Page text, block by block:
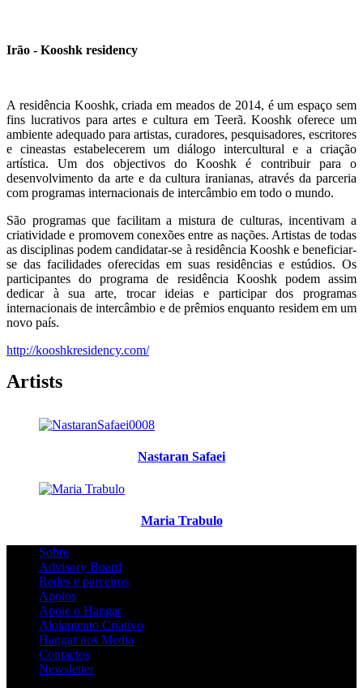
Irão - Kooshk residency
A residência Kooshk, criada em meados de 2014, é um espaço sem
fins lucrativos para artes e cultura em Teerã. Kooshk oferece um
ambiente adequado para artistas, curadores, pesquisadores, escritores
e cineastas estabelecerem um diálogo intercultural e a criação
artística. Um dos objectivos do Kooshk é contribuir para o
desenvolvimento da arte e da cultura iranianas, através da parceria
com programas internacionais de intercâmbio em todo o mundo.
São programas que facilitam a mistura de culturas, incentivam a
criatividade e promovem conexões entre as nações. Artistas de todas
as disciplinas podem candidatar-se à residência Kooshk e beneficiar-
se das facilidades oferecidas em suas residências e estúdios. Os
participantes do programa de residência Kooshk podem assim
dedicar à sua arte, trocar ideias e participar dos programas
internacionais de intercâmbio e de prêmios enquanto residem em um
novo país.
http://kooshkresidency.com/
Artists
Nastaran Safaei
Maria Trabulo
Sobre
Advisory Board
Redes e parceiros
Apoios
Apoie o Hangar
Alojamento Criativo
Hangar nos Media
Contactos
Newsletter